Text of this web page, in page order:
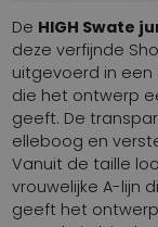
De HIGH Swate
deze verfijnde
uitgevoerd in
die het ontwerp
geeft. De
elleboog en
Vanuit de taille
vrouwelijke A-lijn
geeft het